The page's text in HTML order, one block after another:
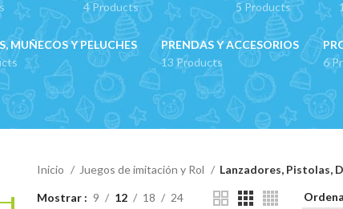
4 Products
5 Products
MUÑECOS Y PELUCHES
PRENDAS Y ACCESORIOS
13 Products
6
Inicio Juegos de imitación y Rol Lanzadores, Pistolas,
Mostrar 9 12 18 24